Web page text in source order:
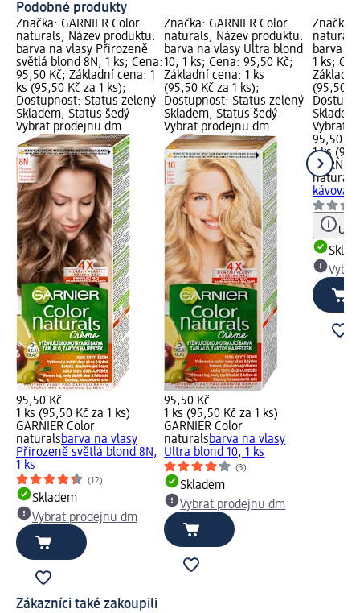
Podobné produkty
Značka: GARNIER Color
naturals; Název produktu:
barva na vlasy Přirozeně
světlá blond 8N, 1 ks; Cena:
95,50 Kč; Základní cena: 1
ks (95,50 Kč za 1 ks);
Dostupnost: Status zelený
Skladem, Status šedý
Vybrat prodejnu dm
95,50 Kč
1 ks (95,50 Kč za 1 ks)
GARNIER Color
naturalsbarva na vlasy
Přirozeně světlá blond 8N,
1 ks
(12)
Skladem
Vybrat prodejnu dm
Značka: GARNIER Color
naturals; Název produktu:
barva na vlasy Ultra blond
10, 1 ks; Cena: 95,50 Kč;
Základní cena: 1 ks
(95,50 Kč za 1 ks);
Dostupnost: Status zelený
Skladem, Status šedý
Vybrat prodejnu dm
95,50 Kč
1 ks (95,50 Kč za 1 ks)
GARNIER Color
naturalsbarva na vlasy
Ultra blond 10, 1 ks
(3)
Skladem
Vybrat prodejnu dm
Značka:
barva
1 ks;
Základní
(95,50
Vybrat
95,50 Kč
1 ks
naturals
kávová,
Zákazníci také zakoupili